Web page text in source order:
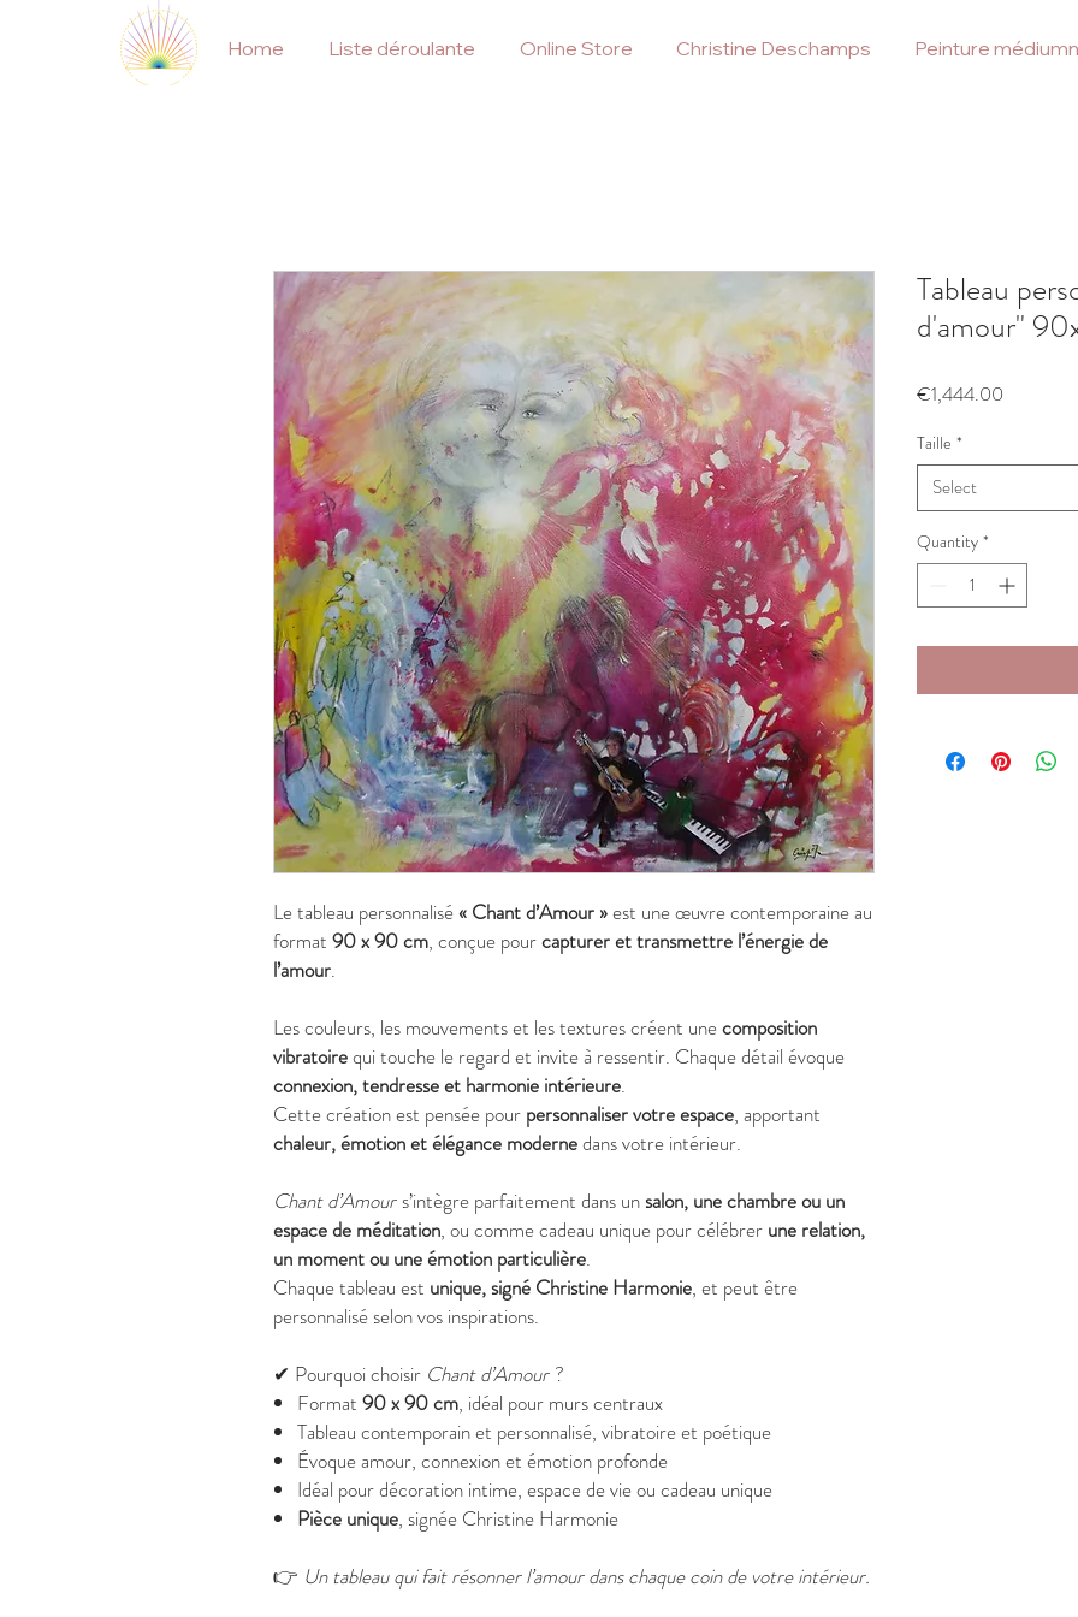
Home Liste déroulante Online Store Christine Deschamps Peinture
Le tableau personnalisé« Chant d’Amour »est une œuvre contemporaine au
format 90 x 90 cm, conçue pourcapturer et transmettre l’énergie de
l’amour.
Les couleurs, les mouvements et les textures créent unecomposition
vibratoirequi touche le regard et invite à ressentir. Chaque détail évoque
connexion, tendresse et harmonie intérieure.
Cette création est pensée pour personnaliser votre espace, apportant
chaleur, émotion et élégance modernedans votre intérieur.
Chant d’Amour s’intègre parfaitement dans unsalon, une chambre ou un
espace de méditation, ou comme cadeau unique pour célébrer une relation,
un moment ou une émotion particulière.
Chaque tableau est unique, signé Christine Harmonie, et peut être
personnalisé selon vos inspirations.
✔ Pourquoi choisir Chant d’Amour ?
Format 90 x 90 cm, idéal pour murs centraux
Tableau contemporain et personnalisé, vibratoire et poétique
Évoque amour, connexion et émotion profonde
Idéal pour décoration intime, espace de vie ou cadeau unique
Pièce unique, signée Christine Harmonie
👉 Un tableau qui fait résonner l’amour dans chaque coin de votre intérieur.
Tableau
d'amour"
€1,444.00
Taille *
Select
Quantity *